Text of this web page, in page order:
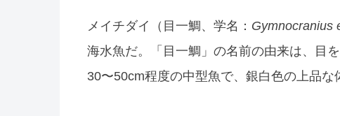
メイチダイ（目一鯛、学名： Gymnocranius
海水魚だ。「目一鯛」の名前の由来は、目
30〜50cm程度の中型魚で、銀白色の上品な